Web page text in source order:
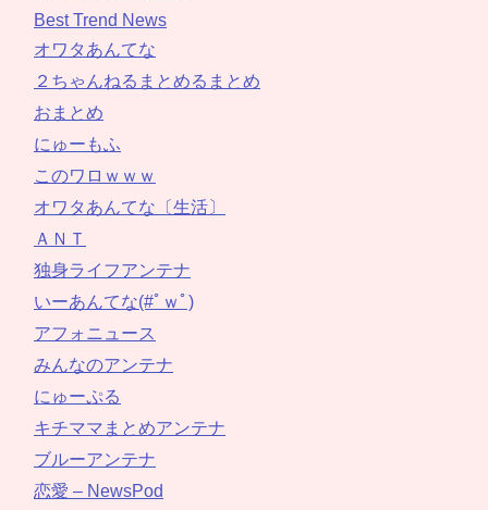
Best Trend News
オワタあんてな
２ちゃんねるまとめるまとめ
おまとめ
にゅーもふ
このワロｗｗｗ
オワタあんてな〔生活〕
ＡＮＴ
独身ライフアンテナ
いーあんてな(#ﾟｗﾟ)
アフォニュース
みんなのアンテナ
にゅーぷる
キチママまとめアンテナ
ブルーアンテナ
恋愛 – NewsPod